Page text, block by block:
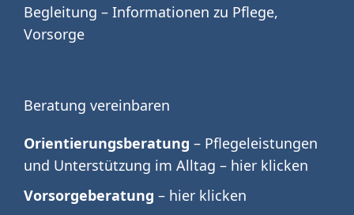
Begleitung – Informationen zu Pflege,
Vorsorge
Beratung vereinbaren
Orientierungsberatung – Pflegeleistungen
und Unterstützung im Alltag – hier klicken
Vorsorgeberatung – hier klicken